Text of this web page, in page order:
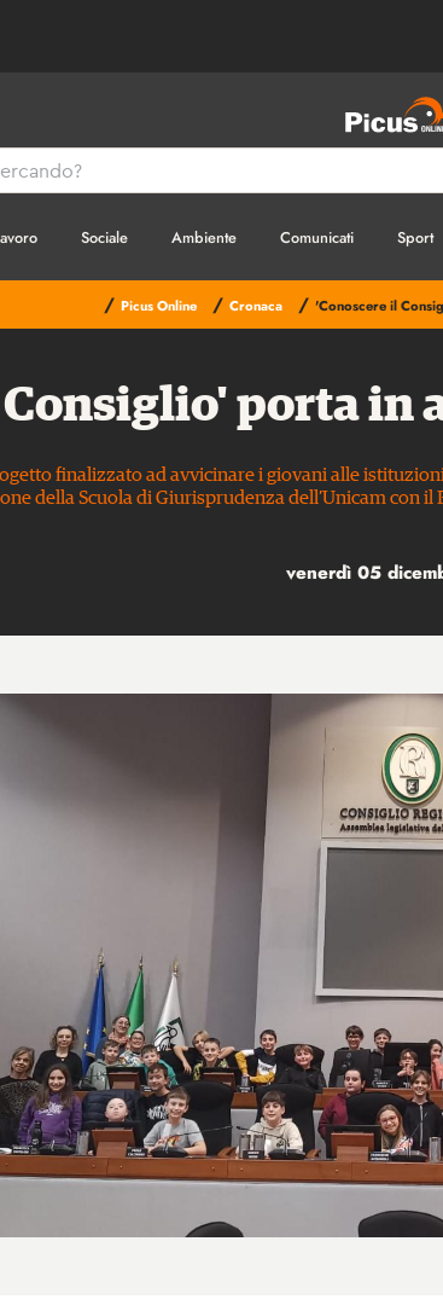
Sociale Ambiente Comunicati Sport
/ Picus Online / Cronaca / 'Conoscere il
Consiglio' porta
finalizzato ad avvicinare i giovani alle
della Scuola di Giurisprudenza dell’Unicam con il
venerdì 05